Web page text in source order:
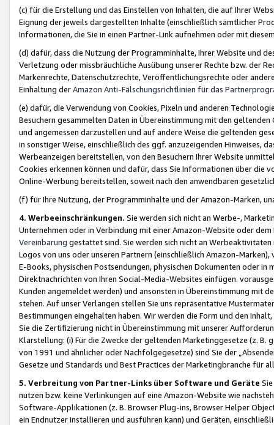
(c) für die Erstellung und das Einstellen von Inhalten, die auf Ihrer
Eignung der jeweils dargestellten Inhalte (einschließlich sämtlicher
Informationen, die Sie in einen Partner-Link aufnehmen oder mit
(d) dafür, dass die Nutzung der Programminhalte, Ihrer Website und
Verletzung oder missbräuchliche Ausübung unserer Rechte bzw. der
Markenrechte, Datenschutzrechte, Veröffentlichungsrechte oder
Einhaltung derAmazon Anti-Fälschungsrichtlinien für das
(e) dafür, die Verwendung von Cookies, Pixeln und anderen
Besuchern gesammelten Daten in Übereinstimmung mit den
und angemessen darzustellen und auf andere Weise die geltenden
in sonstiger Weise, einschließlich des ggf. anzuzeigenden Hinweises,
Werbeanzeigen bereitstellen, von den Besuchern Ihrer Website
Cookies erkennen können und dafür, dass Sie Informationen über die
Online-Werbung bereitstellen, soweit nach den anwendbaren
(f) für Ihre Nutzung, der Programminhalte und der Amazon-Marken,
4. Werbeeinschränkungen. Sie werden sich nicht an Werbe-,
Unternehmen oder in Verbindung mit einer Amazon-Website oder
Vereinbarung gestattet sind. Sie werden sich nicht an
Logos von uns oder unseren Partnern (einschließlich Amazon-
E-Books, physischen Postsendungen, physischen Dokumenten oder in
Direktnachrichten von Ihren Social-Media-Websites einfügen.
Kunden angemeldet werden) und ansonsten in Übereinstimmung mit
stehen. Auf unser Verlangen stellen Sie uns repräsentative
Bestimmungen eingehalten haben. Wir werden die Form und den
Sie die Zertifizierung nicht in Übereinstimmung mit unserer
Klarstellung: (i) Für die Zwecke der geltenden Marketinggesetze (z. B.
von 1991 und ähnlicher oder Nachfolgegesetze) sind Sie der
Gesetze und Standards und Best Practices der Marketingbranche für
5. Verbreitung von Partner-Links über Software und Geräte
nutzen bzw. keine Verlinkungen auf eine Amazon-Website wie
Software-Applikationen (z. B. Browser Plug-ins, Browser Helper
ein Endnutzer installieren und ausführen kann) und Geräten,